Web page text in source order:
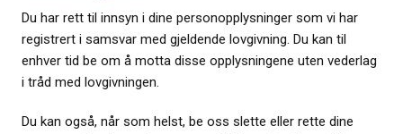
Du har rett til innsyn i dine personopplysninger som vi har
registrert i samsvar med gjeldende lovgivning. Du kan til
enhver tid be om å motta disse opplysningene uten vederlag
i tråd med lovgivningen.
Du kan også, når som helst, be oss slette eller rette dine